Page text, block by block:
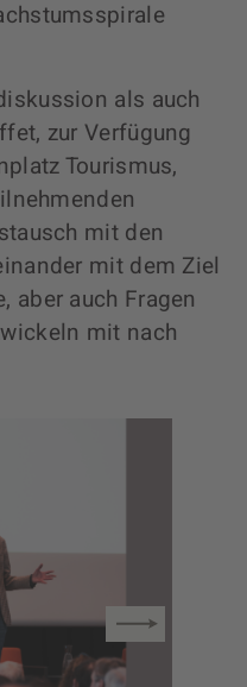
als auch
zur Verfügung
Tourismus,
mit den
mit dem Ziel
aber auch Fragen
mit nach